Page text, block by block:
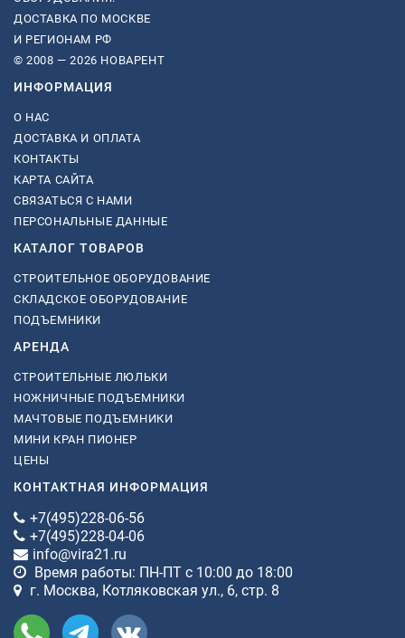
ДОСТАВКА ПО МОСКВЕ
И РЕГИОНАМ РФ
© 2008 — 2026 НОВАРЕНТ
ИНФОРМАЦИЯ
О НАС
ДОСТАВКА И ОПЛАТА
КОНТАКТЫ
КАРТА САЙТА
СВЯЗАТЬСЯ С НАМИ
ПЕРСОНАЛЬНЫЕ ДАННЫЕ
КАТАЛОГ ТОВАРОВ
СТРОИТЕЛЬНОЕ ОБОРУДОВАНИЕ
СКЛАДСКОЕ ОБОРУДОВАНИЕ
ПОДЪЕМНИКИ
АРЕНДА
СТРОИТЕЛЬНЫЕ ЛЮЛЬКИ
НОЖНИЧНЫЕ ПОДЪЕМНИКИ
МАЧТОВЫЕ ПОДЪЕМНИКИ
МИНИ КРАН ПИОНЕР
ЦЕНЫ
КОНТАКТНАЯ ИНФОРМАЦИЯ
+7(495)228-06-56
+7(495)228-04-06
info@vira21.ru
Время работы: ПН-ПТ с 10:00 до 18:00
г. Москва, Котляковская ул., 6, стр. 8